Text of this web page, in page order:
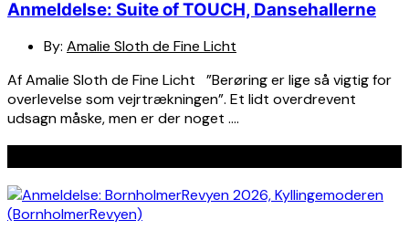
Anmeldelse: Suite of TOUCH, Dansehallerne
By: Amalie Sloth de Fine Licht
Af Amalie Sloth de Fine Licht ”Berøring er lige så vigtig for
overlevelse som vejrtrækningen”. Et lidt overdrevent
udsagn måske, men er der noget ….